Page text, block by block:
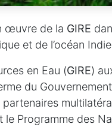
œuvre de la GIRE
et de l’océan
en Eau (GIRE)
du
Programme des